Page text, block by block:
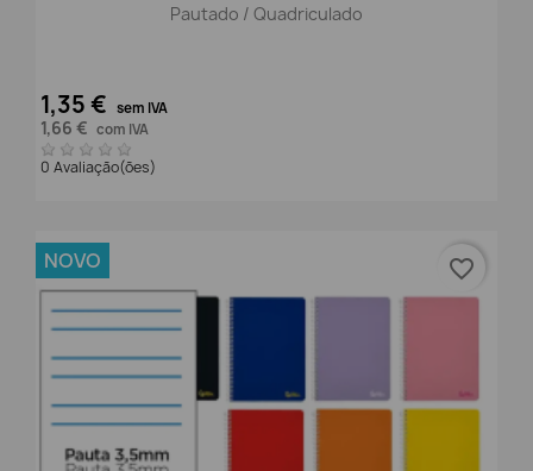
Pautado / Quadriculado
1,35 € sem IVA
1,66 € com IVA
0 Avaliação(ões)
NOVO favorite_border